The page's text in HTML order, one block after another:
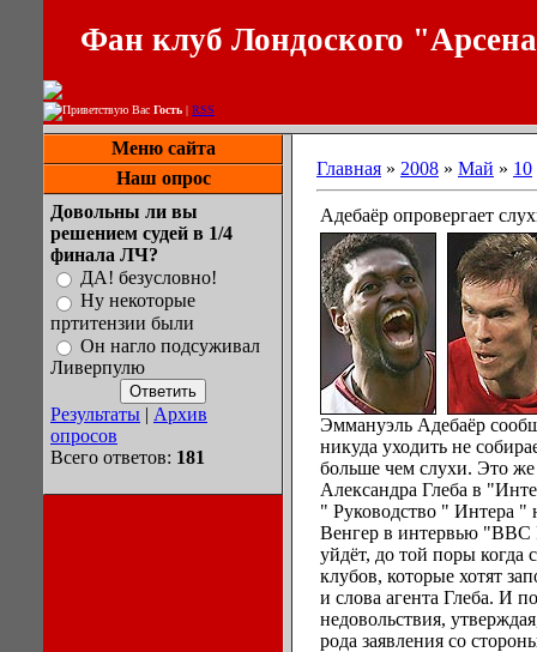
Фан клуб Лондоского
Приветствую Вас Гость | RSS
Меню сайта
Наш опрос
Довольны ли вы
решением судей в 1/4
финала ЛЧ?
ДА! безусловно!
Ну некоторые
пртитензии были
Он нагло подсуживал
Ливерпулю
Результаты | Архив
опросов
Всего ответов: 181
Главная » 2008 » Май » 10
Адебаёр опровергает
Эммануэль Адебаёр
никуда уходить не
больше чем слухи. Это же
Александра Глеба в
" Руководство " Интера "
Венгер в интервью "BBC
уйдёт, до той поры когда
клубов, которые хотят
и слова агента Глеба. И
недовольствия,
рода заявления со